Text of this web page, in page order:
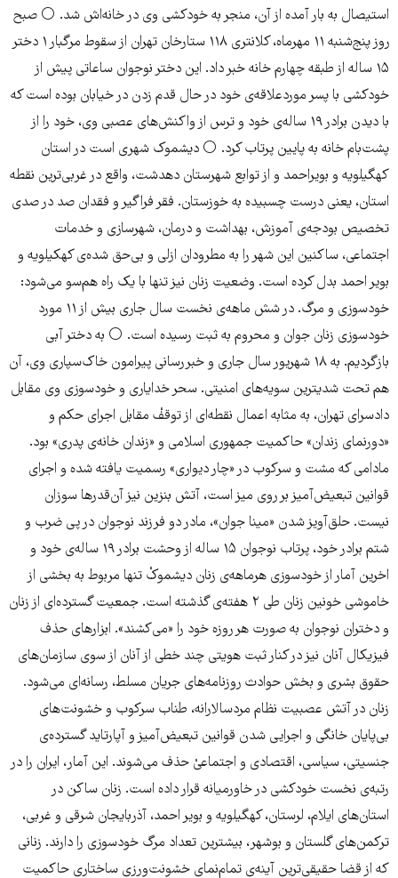
استیصال به بار آمده از آن، منجر به خودکشی وی در خانه‌اش شد. ⚪️ صبح
روز پنج‌شنبه ۱۱ مهرماه، کلانتری ۱۱۸ ستارخان تهران از سقوط مرگبار ۱ دختر
۱۵ ساله از طبقه چهارم خانه خبر داد. این دختر نوجوان ساعاتی پیش از
خودکشی با پسر موردعلاقه‌ی خود در حال قدم زدن در خیابان بوده است که
با دیدن برادر ۱۹ ساله‌ی خود و ترس از واکنش‌های عصبی وی، خود را از
پشت‌بام خانه به پایین پرتاب کرد. ⚪️ دیشموک شهری است در استان
کهگیلویه و بویراحمد و از توابع شهرستان دهدشت، واقع در غربی‌ترین نقطه
استان، یعنی درست چسبیده به خوزستان. فقر فراگیر و فقدان صد در صدی
تخصیص بودجه‌ی آموزش، بهداشت و درمان، شهرسازی و خدمات
اجتماعی، ساکنین این شهر را به مطرودان ازلی و بی‌حق شده‌ی کهکیلویه و
بویر احمد بدل کرده است. وضعیت زنان نیز تنها با یک راه هم‌سو می‌شود:
خودسوزی و مرگ‌. در شش ماهه‌ی نخست سال جاری بیش از ۱۱ مورد
خودسوزی زنان جوان و محروم به ثبت رسیده است. ⚪️ به دختر آبی
بازگردیم. به ۱۸ شهریور سال جاری و خبررسانی پیرامون خاک‌سپاری وی، آن
هم تحت شدیترین سویه‌های امنیتی. سحر خدایاری و خودسوزی وی مقابل
دادسرای تهران، به مثابه اعمال نقطه‌ای از توقفْ مقابل اجرای حکم و
«دورنمای زندان» حاکمیت جمهوری اسلامی و «زندان خانه‌ی پدری» بود.
مادامی که مشت و سرکوب در «چار دیواری» رسمیت یافته شده و اجرای
قوانین تبعیض‌آمیز بر روی میز است، آتش بنزین نیز آن‌قدرها سوزان
نیست. حلق‌آویز شدن «مینا جوان»، مادر دو فرزند نوجوان در پی ضرب و
شتم برادر خود، پرتاب نوجوان ۱۵ ساله از وحشت برادر ۱۹ ساله‌ی خود و
اخرین آمار از خودسوزی هرماهه‌ی زنان دیشموکْ تنها مربوط به بخشی از
خاموشی خونین زنان طی ۲ هفته‌ی گذشته است. جمعیت گسترده‌ای از زنان
و دختران نوجوان به صورت هر روزه خود را «می‌کشند». ابزارهای حذف
فیزیکال آنان نیز در کنار ثبت هویتی چند خطی از آنان از سوی سازمان‌های
حقوق بشری و بخش حوادث روزنامه‌های جریان مسلط، رسانه‌ای می‌شود.
زنان در آتش عصبیت نظام مردسالارانه، طناب سرکوب و خشونت‌های
بی‌پایان خانگی و اجرایی شدن قوانین تبعیض‌آمیز و آپارتاید گسترده‌ی
جنسیتی، سیاسی، اقتصادی و اجتماعیْ حذف می‌شوند. این آمار، ایران را در
رتبه‌ی نخست خودکشی در خاورمیانه قرار داده است. زنان ساکن در
استان‌های ایلام، لرستان، کهگیلویه و بویر احمد، آذربایجان شرقی و غربی،
ترکمن‌های گلستان ‌و بوشهر، بیشترین تعداد مرگ خودسوزی را دارند. زنانی
که از قضا حقیقی‌ترین آینه‌ی تمام‌نمای خشونت‌ورزی ساختاری حاکمیت